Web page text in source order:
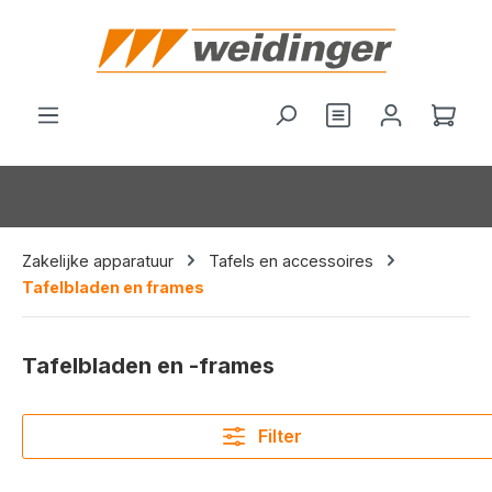
Je hebt 0 items
Zakelijke apparatuur
Tafels en accessoires
Tafelbladen en frames
Tafelbladen en -frames
Filter